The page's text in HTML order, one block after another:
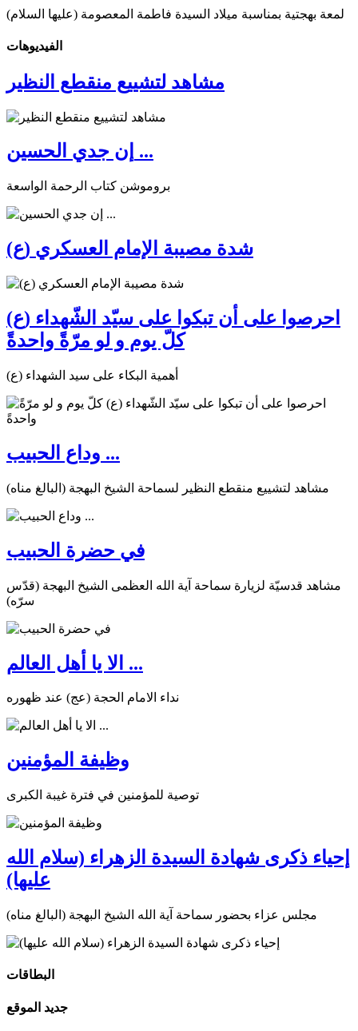
لمعة بهجتية بمناسبة ميلاد السيدة فاطمة المعصومة (عليها السلام)
الفیدیوهات
مشاهد لتشييع منقطع النظير
إن جدي الحسين ...
بروموشن كتاب الرحمة الواسعة
شدة مصيبة الإمام العسكري (ع)
احرصوا على أن تبكوا على سيّد الشّهداء (ع)
كلّ يوم و لو مرّةً واحدةً
أهمية البكاء على سيد الشهداء (ع)
وداع الحبيب ...
مشاهد لتشييع منقطع النظير لسماحة الشيخ البهجة (البالغ مناه)
في حضرة الحبيب
مشاهد قدسيّة لزيارة سماحة آية الله العظمى الشيخ البهجة (قدّس
سرّه)
الا يا أهل العالم ...
نداء الامام الحجة (عج) عند ظهوره
وظيفة المؤمنين
توصية للمؤمنين في فترة غيبة الكبرى
إحياء ذكرى شهادة السيدة الزهراء (سلام الله
عليها)
مجلس عزاء بحضور سماحة آية الله الشيخ البهجة (البالغ مناه)
البطاقات
جديد الموقع